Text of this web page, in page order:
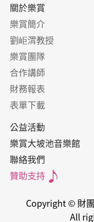
關於樂賞
樂賞簡介
劉岠渭教授
樂賞團隊
合作講師
財務報表
表單下載
公益活動
樂賞大坡池音樂館
聯絡我們
贊助支持
Copyright © 財
All